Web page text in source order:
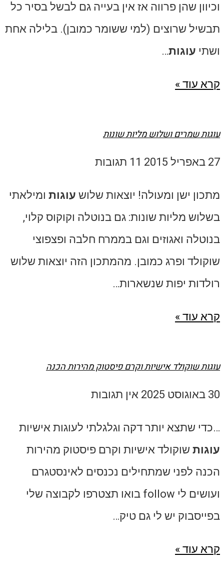
וכיוון שהן פרווה אז אין בעייה גם לבשל בסיר כל
תבשיל שרוצים (למי ששומר כמובן). בלילה אחת
ושתי עוגות…
קרא עוד »
עוגות שמרים ושלוש מליות שונות
27 באפריל 2015 11 תגובות
מתכון ישן ומעולה! יוצאות שלוש עוגות ומילאתי
בשלוש מליות שונות: גם בנוטלה וקוקוס קלוי,
בנוטלה ואגוזים וגם בממרח חלבה ופצפוצי
שוקולד ופרג כמובן. מהמתכון הזה יוצאות שלוש
רולדות יפות שנשארות…
קרא עוד »
עוגות שוקולד אישיות וקרם פיסטוק מהירות הכנה
30 באוגוסט 2025 אין תגובות
…כדי שתצא יותר דקה וגלגלתי לעוגות אישיות
עוגות שוקולד אישיות וקרם פיסטוק מהירות
הכנה לפני שמתחילים נכנסים לאינסטגרם
ועושים לי follow בואו תצטרפו לקבוצה שלי
בפייסבוק יש לי גם טיק…
קרא עוד »